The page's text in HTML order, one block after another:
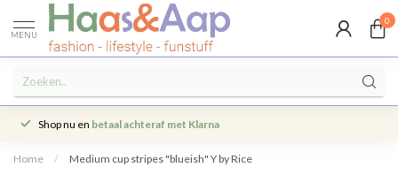
MENU
0
Shop nu en betaal achteraf met Klarna
Home / Medium cup stripes "blueish" Y by Rice